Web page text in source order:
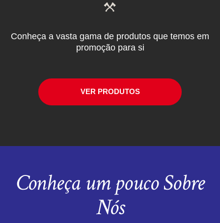
Conheça a vasta gama de produtos que temos em
promoção para si
VER PRODUTOS
Conheça um pouco Sobre
Nós